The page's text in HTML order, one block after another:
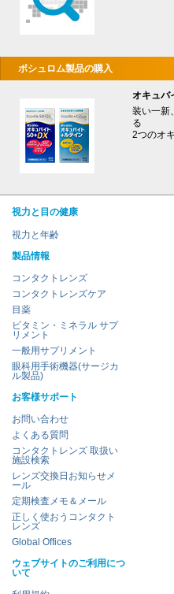
ボシュロム製品の購入
オキュバ
装い一新
る
2つのオ
視力と目の健康
視力と年齢
製品情報
コンタクトレンズ
コンタクトレンズケア
目薬
ビタミン・ミネラル サプ
リメント
一般用サプリメント
眼科用手術機器(サージカ
ル製品)
お客様サポート
お問い合わせ
よくある質問
コンタクトレンズ 取扱い
施設検索
レンズ交換日お知らせメ
ール
定期検査メモ＆メール
正しく使おうコンタクト
レンズ
Global Offices
ウェブサイトのご利用につ
いて